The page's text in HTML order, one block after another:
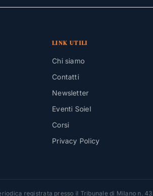
LINK UTILI
Chi siamo
Contatti
Newsletter
Eventi Soiel
Corsi
Privacy Policy
registrata presso il Tribunale di Milano n.